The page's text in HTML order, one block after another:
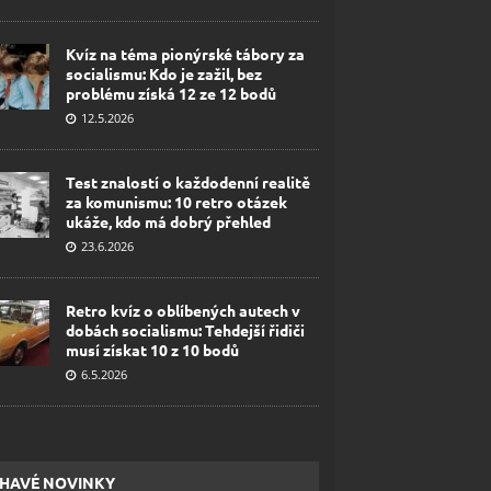
Kvíz na téma pionýrské tábory za
socialismu: Kdo je zažil, bez
problému získá 12 ze 12 bodů
12.5.2026
Test znalostí o každodenní realitě
za komunismu: 10 retro otázek
ukáže, kdo má dobrý přehled
23.6.2026
Retro kvíz o oblíbených autech v
dobách socialismu: Tehdejší řidiči
musí získat 10 z 10 bodů
6.5.2026
NOVINKY